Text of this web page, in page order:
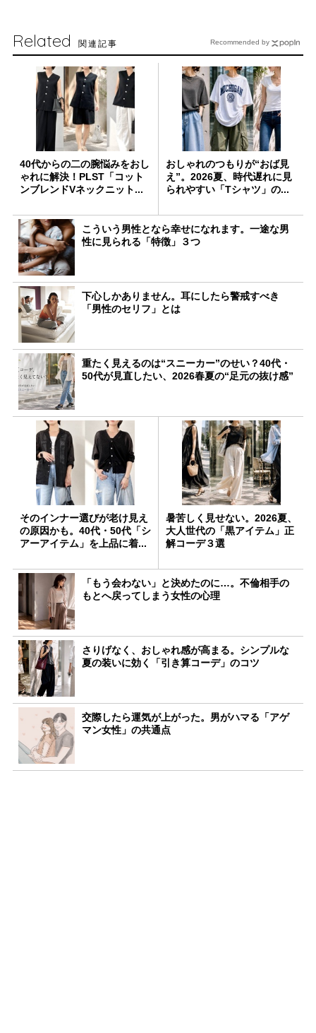
Related 関連記事
40代からの二の腕悩みをおし
ゃれに解決！PLST「コット
ンブレンドVネックニット...
おしゃれのつもりが“おば見
え”。2026夏、時代遅れに見
られやすい「Tシャツ」の...
こういう男性となら幸せになれます。一途な男
性に見られる「特徴」３つ
下心しかありません。耳にしたら警戒すべき
「男性のセリフ」とは
重たく見えるのは“スニーカー”のせい？40代・
50代が見直したい、2026春夏の“足元の抜け感”
そのインナー選びが老け見え
の原因かも。40代・50代「シ
アーアイテム」を上品に着...
暑苦しく見せない。2026夏、
大人世代の「黒アイテム」正
解コーデ３選
「もう会わない」と決めたのに…。不倫相手の
もとへ戻ってしまう女性の心理
さりげなく、おしゃれ感が高まる。シンプルな
夏の装いに効く「引き算コーデ」のコツ
交際したら運気が上がった。男がハマる「アゲ
マン女性」の共通点
Recommended by